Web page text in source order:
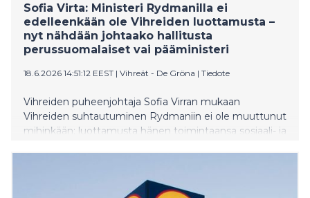
Sofia Virta: Ministeri Rydmanilla ei
edelleenkään ole Vihreiden luottamusta –
nyt nähdään johtaako hallitusta
perussuomalaiset vai pääministeri
18.6.2026 14:51:12 EEST | Vihreät - De Gröna | Tiedote
Vihreiden puheenjohtaja Sofia Virran mukaan
Vihreiden suhtautuminen Rydmaniin ei ole muuttunut
mihinkään: luottamusta hänen toimintaansa sosiaali- ja
ja antaa perussuomalaisten ministereiden johtaa